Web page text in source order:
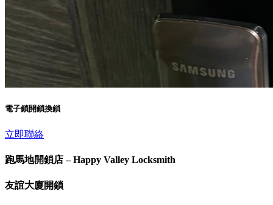
電子鎖開鎖換鎖
立即聯絡
跑馬地開鎖店 – Happy Valley Locksmith
友誼大廈開鎖